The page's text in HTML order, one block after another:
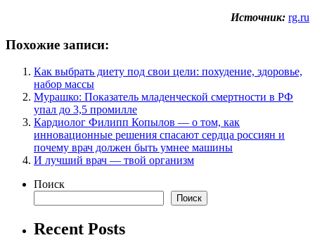
Источник: rg.ru
Похожие записи:
Как выбрать диету под свои цели: похудение, здоровье,
набор массы
Мурашко: Показатель младенческой смертности в РФ
упал до 3,5 промилле
Кардиолог Филипп Копылов — о том, как
инновационные решения спасают сердца россиян и
почему врач должен быть умнее машины
И лучший врач — твой организм
Поиск
Поиск
Recent Posts